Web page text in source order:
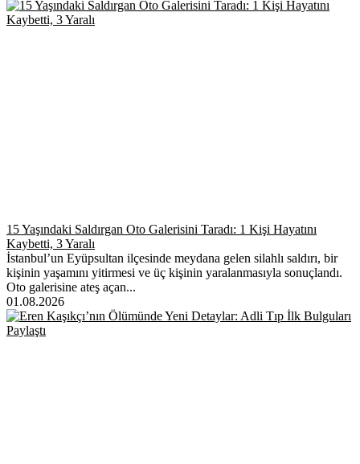
15 Yaşındaki Saldırgan Oto Galerisini Taradı: 1 Kişi Hayatını
Kaybetti, 3 Yaralı
İstanbul’un Eyüpsultan ilçesinde meydana gelen silahlı saldırı, bir
kişinin yaşamını yitirmesi ve üç kişinin yaralanmasıyla sonuçlandı.
Oto galerisine ateş açan...
01.08.2026